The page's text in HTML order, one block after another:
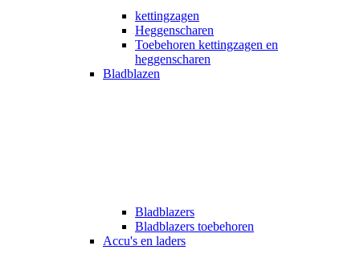
kettingzagen
Heggenscharen
Toebehoren kettingzagen en
heggenscharen
Bladblazen
Bladblazers
Bladblazers toebehoren
Accu's en laders